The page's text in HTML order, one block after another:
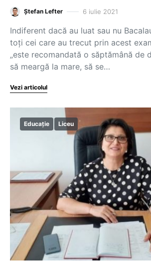
Ștefan Lefter 6 iulie 2021
Indiferent dacă au luat sau nu
toți cei care au trecut prin acest
„este recomandată o săptămână de
să meargă la mare, să se…
Vezi articolul
Educație Liceu